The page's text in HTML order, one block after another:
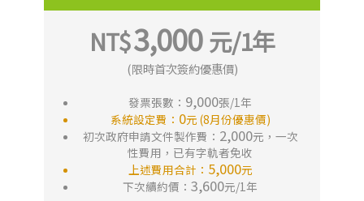
3,000
(限時首次簽約優惠價)
發票張數： 9,000張/1年
系統設定費： 0元 (8月份優惠價)
初次政府申請文件製作費： 2,000元，一次
性費用，已有字軌者免收
上述費用合計： 5,000元
下次續約價：3,600元/1年